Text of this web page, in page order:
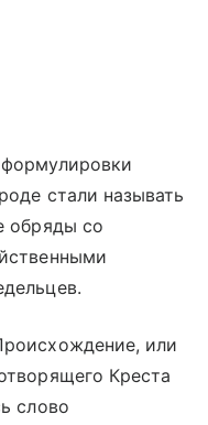
стали называть
обряды со
или
Креста
слово